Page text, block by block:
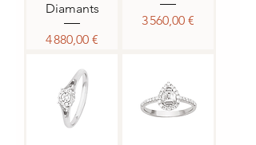
Diamants
Prix
4 880,00 €
Prix
3 560,00 €